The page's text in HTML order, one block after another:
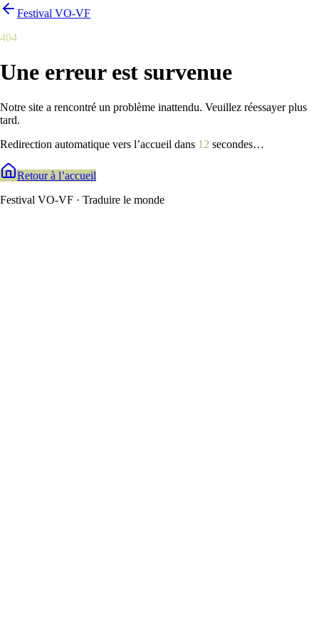
Festival VO-VF
404
Une erreur est survenue
Notre site a rencontré un problème inattendu. Veuillez réessayer plus
tard.
Redirection automatique vers l’accueil dans 12 secondes…
Retour à l’accueil
Festival VO-VF · Traduire le monde